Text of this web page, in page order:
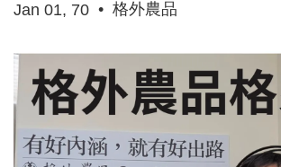
Jan 01, 70 • 格外農品